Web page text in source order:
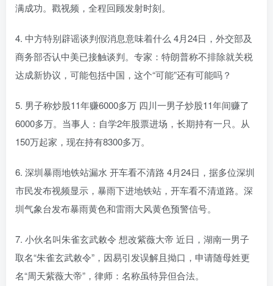
满成功。戳视频，全程回顾发射时刻。
4. 中方特别辟谣谈判假消息意味着什么 4月24日，外交部及
商务部否认中美已接触谈判。专家：特朗普称不排除就关税
达成新协议，可能包括中国，这个“可能”还有可能吗？
5. 男子称炒股11年赚6000多万 四川一男子炒股11年间赚了
6000多万。当事人：自学2年股票进场，长期持有一只。从
150万起家，现在持有8300多万。
6. 深圳暴雨地铁站漏水 开车看不清路 4月24日，据多位深圳
市民发布视频显示，暴雨下进地铁站，开车看不清道路。深
圳气象台发布暴雨黄色和雷雨大风黄色预警信号。
7. 小伙名叫朱雀玄武敕令 想改紫薇大帝 近日，湖南一男子
取名“朱雀玄武敕令”，因易引发误解且拗口，申请随母姓更
名“周天紫薇大帝”，律师：名称虽特异但合法。